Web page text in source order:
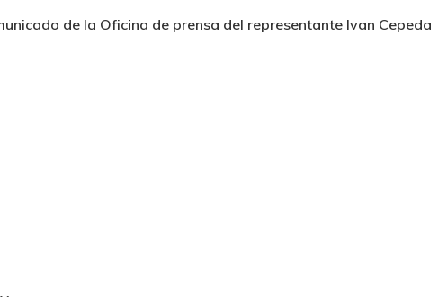
de la Oficina de prensa del representante Ivan Cepeda